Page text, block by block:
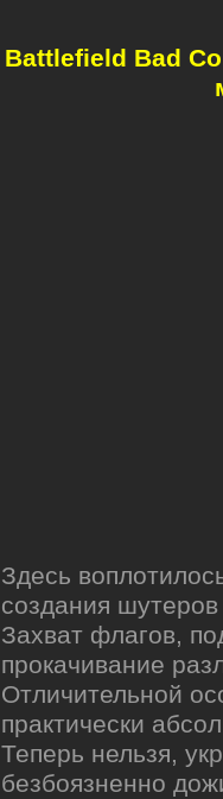
Battlefield Bad
Здесь
создания
Захват флагов,
прокачивание
Отличительной
практически
Теперь нельзя,
безбоязненно